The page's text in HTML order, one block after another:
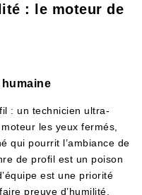
: le moteur de
humaine
: un technicien ultra-
les yeux fermés,
qui pourrit l’ambiance de
de profil est un poison
est une priorité
preuve d’humilité,